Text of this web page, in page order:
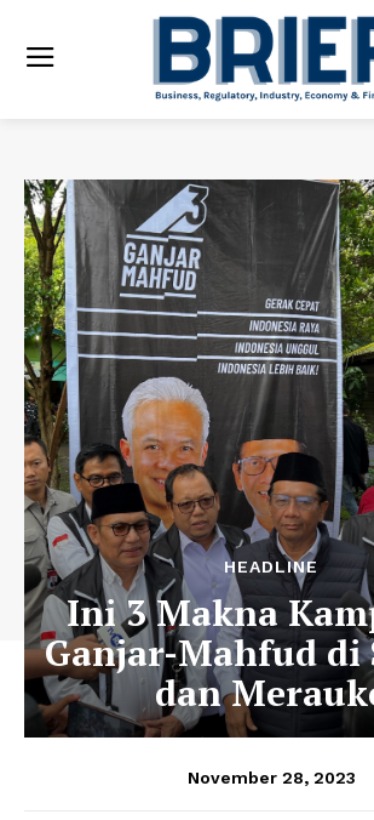
HEADLINE
Ini 3 Makna
Ganjar-Mahfud di
dan
November 28, 2023